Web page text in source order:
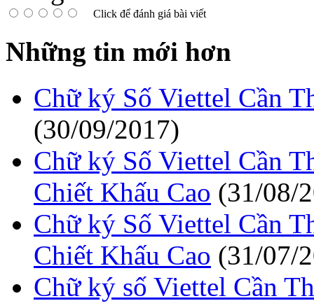
Click để đánh giá bài viết
Những tin mới hơn
Chữ ký Số Viettel Cần
(30/09/2017)
Chữ ký Số Viettel Cần
Chiết Khấu Cao (31/08/
Chữ ký Số Viettel Cần
Chiết Khấu Cao (31/07/
Chữ ký số Viettel Cần